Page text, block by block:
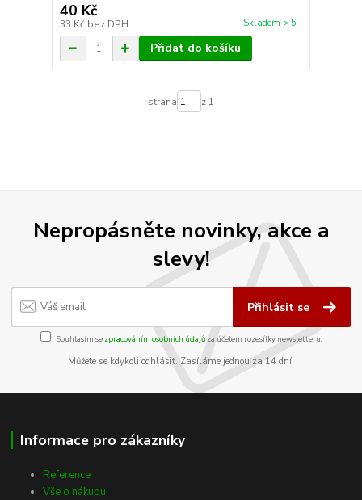
40 Kč
33 Kč bez DPH Skladem > 5
Přidat do košíku
strana z 1
Nepropásněte novinky, akce a
slevy!
Přihlásit se
Souhlasím se zpracováním osobních údajůza účelem rozesílky newsletteru.
Můžete se kdykoli odhlásit. Zasíláme jednou za 14 dní.
Informace pro zákazníky
Reference
Vše o nákupu